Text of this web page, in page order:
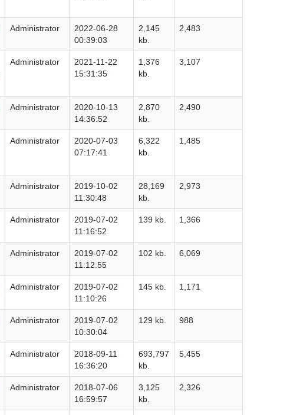
Administrator
2022-06-28
00:39:03
2,145
kb.
2,483
Administrator
2021-11-22
15:31:35
1,376
kb.
3,107
Administrator
2020-10-13
14:36:52
2,870
kb.
2,490
Administrator
2020-07-03
07:17:41
6,322
kb.
1,485
Administrator
2019-10-02
11:30:48
28,169
kb.
2,973
Administrator
2019-07-02
11:16:52
139 kb. 1,366
Administrator
2019-07-02
11:12:55
102 kb. 6,069
Administrator
2019-07-02
11:10:26
145 kb. 1,171
Administrator
2019-07-02
10:30:04
129 kb. 988
Administrator
2018-09-11
16:36:20
693,797
kb.
5,455
Administrator
2018-07-06
16:59:57
3,125
kb.
2,326